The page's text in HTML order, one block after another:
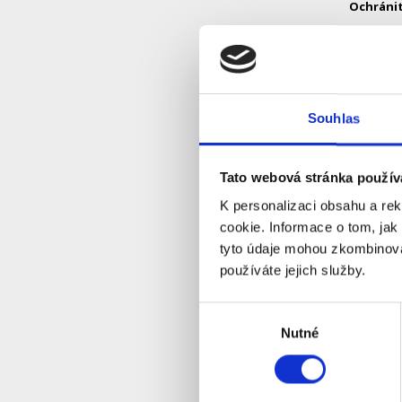
Souhlas
Tato webová stránka
K personalizaci obsahu a
cookie. Informace o tom,
tyto údaje mohou
používáte jejich služby.
Nutné
Ovládat
Ušetřit
Chytrý
Nejlépe